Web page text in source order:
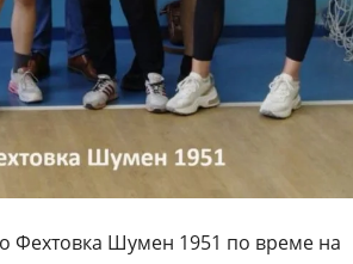
Фехтовка Шумен 1951 по време на